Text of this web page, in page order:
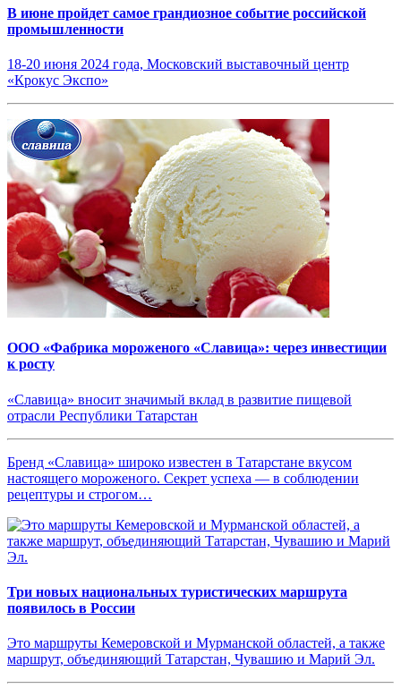
В июне пройдет самое грандиозное событие российской
промышленности
18-20 июня 2024 года, Московский выставочный центр
«Крокус Экспо»
ООО «Фабрика мороженого «Славица»: через инвестиции
к росту
«Славица» вносит значимый вклад в развитие пищевой
отрасли Республики Татарстан
Бренд «Славица» широко известен в Татарстане вкусом
настоящего мороженого. Секрет успеха — в соблюдении
рецептуры и строгом…
Три новых национальных туристических маршрута
появилось в России
Это маршруты Кемеровской и Мурманской областей, а также
маршрут, объединяющий Татарстан, Чувашию и Марий Эл.